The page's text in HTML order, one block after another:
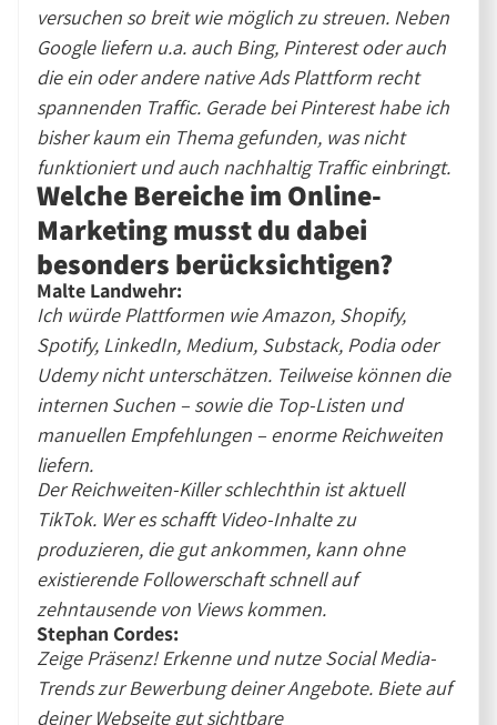
versuchen so breit wie möglich zu streuen. Neben
Google liefern u.a. auch Bing, Pinterest oder auch
die ein oder andere native Ads Plattform recht
spannenden Traffic. Gerade bei Pinterest habe ich
bisher kaum ein Thema gefunden, was nicht
funktioniert und auch nachhaltig Traffic einbringt.
Welche Bereiche im Online-
Marketing musst du dabei
besonders berücksichtigen?
Malte Landwehr:
Ich würde Plattformen wie Amazon, Shopify,
Spotify, LinkedIn, Medium, Substack, Podia oder
Udemy nicht unterschätzen. Teilweise können die
internen Suchen – sowie die Top-Listen und
manuellen Empfehlungen – enorme Reichweiten
liefern.
Der Reichweiten-Killer schlechthin ist aktuell
TikTok. Wer es schafft Video-Inhalte zu
produzieren, die gut ankommen, kann ohne
existierende Followerschaft schnell auf
zehntausende von Views kommen.
Stephan Cordes:
Zeige Präsenz! Erkenne und nutze Social Media-
Trends zur Bewerbung deiner Angebote. Biete auf
deiner Webseite gut sichtbare